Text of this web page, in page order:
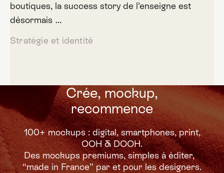
boutiques, la success story de l’enseigne est
désormais …
Stratégie et identité
Crée, mockup,
recommence
100+ mockups : digital, smartphones, print,
OOH & DOOH.
Des mockups premiums,simples à éditer,
“made in France” par et pour les designers.